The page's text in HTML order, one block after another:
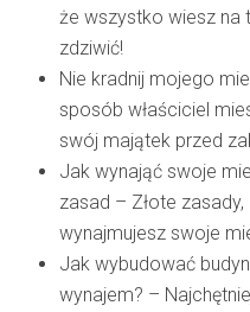
że wszystko wiesz na
zdziwić!
Nie kradnij mojego
sposób właściciel
swój majątek przed
Jak wynająć swoje
zasad – Złote
wynajmujesz swoje
Jak wybudować
wynajem? –